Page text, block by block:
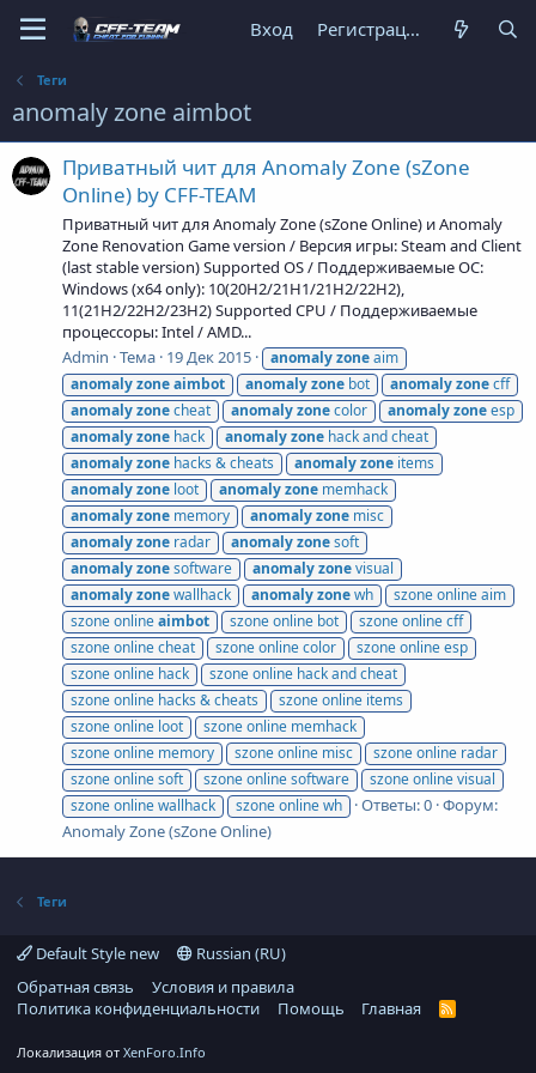
Вход Регистрация
Теги
anomaly zone aimbot
Приватный чит для Anomaly Zone (sZone
Online) by CFF-TEAM
Приватный чит для Anomaly Zone (sZone Online) и Anomaly
Zone Renovation Game version / Версия игры: Steam and Client
(last stable version) Supported OS / Поддерживаемые ОС:
Windows (x64 only): 10(20H2/21H1/21H2/22H2),
11(21H2/22H2/23H2) Supported CPU / Поддерживаемые
процессоры: Intel / AMD...
Admin Тема 19 Дек 2015 anomalyzoneaim
anomalyzoneaimbot anomalyzone bot anomalyzonecff
anomalyzonecheat anomalyzonecolor anomalyzoneesp
anomalyzone hack anomalyzone hack and cheat
anomalyzone hacks & cheats anomalyzone items
anomalyzone loot anomalyzone memhack
anomalyzone memory anomalyzone misc
anomalyzone radar anomalyzonesoft
anomalyzonesoftware anomalyzonevisual
anomalyzonewallhack anomalyzonewh
szone online aim
szone onlineaimbot szone online bot
szone online cff
szone online cheat
szone online color
szone online esp
szone online hack
szone online hack and cheat
szone online hacks & cheats
szone online items
szone online loot
szone online memhack
szone online memory
szone online misc
szone online radar
szone online soft
szone online software
szone online visual
szone online wallhack
szone online wh Ответы: 0 Форум:
Anomaly Zone (sZone Online)
Теги
Default Style new
Russian (RU)
Обратная связь
Условия и правила
Политика конфиденциальности
Помощь Главная
R
Локализация от XenForo.Info